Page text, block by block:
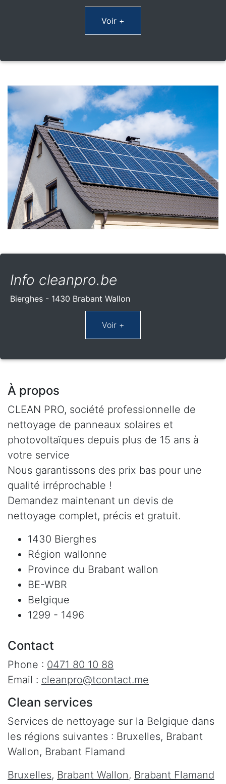
Voir +
Info cleanpro.be
Bierghes - 1430 Brabant Wallon
À propos
CLEAN PRO, société professionnelle de
nettoyage de panneaux solaires et
photovoltaïques depuis plus de 15 ans à
votre service
Nous garantissons des prix bas pour une
qualité irréprochable !
Demandez maintenant un devis de
nettoyage complet, précis et gratuit.
1430 Bierghes
Région wallonne
Province du Brabant wallon
BE-WBR
Belgique
1299 - 1496
Contact
Phone : 0471 80 10 88
Email : cleanpro@tcontact.me
Clean services
Services de nettoyage sur la Belgique dans
les régions suivantes : Bruxelles, Brabant
Wallon, Brabant Flamand
Bruxelles, Brabant Wallon, Brabant Flamand